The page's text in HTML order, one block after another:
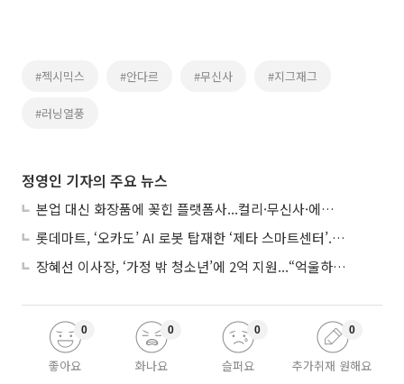
#젝시믹스 #안다르 #무신사 #지그재그
#러닝열풍
정영인 기자의 주요 뉴스
본업 대신 화장품에 꽂힌 플랫폼사...컬리·무신사·에이블리, ‘뷰티 페스타’ 경쟁
롯데마트, ‘오카도’ AI 로봇 탑재한 ‘제타 스마트센터’...온라인 장보기 판 바꾼다
장혜선 이사장, ‘가정 밖 청소년’에 2억 지원...“억울하고 아파도 단단해지길”
좋아요
0
화나요
0
슬퍼요
0
추가취재 원해요
0